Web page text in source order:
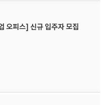
오피스] 신규 입주자 모집